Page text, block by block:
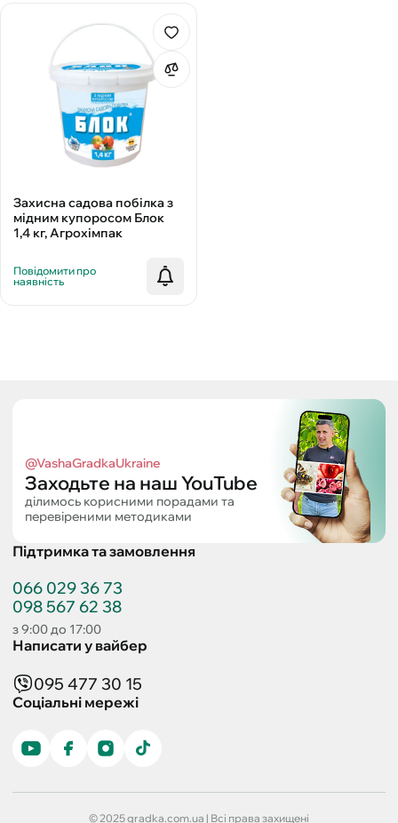
Захисна садова побілка з
мідним купоросом Блок
1,4 кг, Агрохімпак
Повідомити про
наявність
@VashaGradkaUkraine
Заходьте на наш YouTube
ділимось корисними порадами та
перевіреними методиками
Підтримка та замовлення
066 029 36 73
098 567 62 38
з 9:00 до 17:00
Написати у вайбер
095 477 30 15
Соціальні мережі
© 2025 gradka.com.ua | Всі права захищені